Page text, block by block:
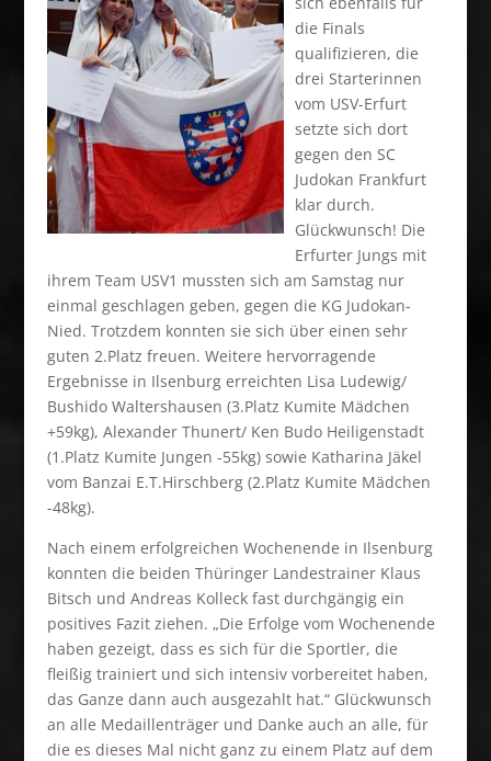
die Finals
qualifizieren, die
drei Starterinnen
vom USV-Erfurt
setzte sich dort
gegen den SC
Judokan Frankfurt
klar durch.
Glückwunsch! Die
Erfurter Jungs mit
ihrem Team USV1 mussten sich am Samstag nur
einmal geschlagen geben, gegen die KG Judokan-
Nied. Trotzdem konnten sie sich über einen sehr
guten 2.Platz freuen. Weitere hervorragende
Ergebnisse in Ilsenburg erreichten Lisa Ludewig/
Bushido Waltershausen (3.Platz Kumite Mädchen
+59kg), Alexander Thunert/ Ken Budo Heiligenstadt
(1.Platz Kumite Jungen -55kg) sowie Katharina Jäkel
vom Banzai E.T.Hirschberg (2.Platz Kumite Mädchen
-48kg).
Nach einem erfolgreichen Wochenende in Ilsenburg
konnten die beiden Thüringer Landestrainer Klaus
Bitsch und Andreas Kolleck fast durchgängig ein
positives Fazit ziehen. „Die Erfolge vom Wochenende
haben gezeigt, dass es sich für die Sportler, die
fleißig trainiert und sich intensiv vorbereitet haben,
das Ganze dann auch ausgezahlt hat.“ Glückwunsch
an alle Medaillenträger und Danke auch an alle, für
die es dieses Mal nicht ganz zu einem Platz auf dem